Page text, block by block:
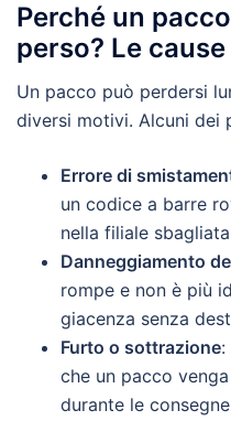
Perché un
perso? Le
Un pacco può perdersi
diversi motivi. Alcuni dei
Errore di
un codice a barre
nella filiale
Danneggiamento
rompe e non è più
giacenza senza
Furto o sottrazione:
che un pacco
durante le